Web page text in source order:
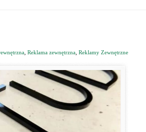
Reklama zewnętrzna Reklamy Zewnętrzne